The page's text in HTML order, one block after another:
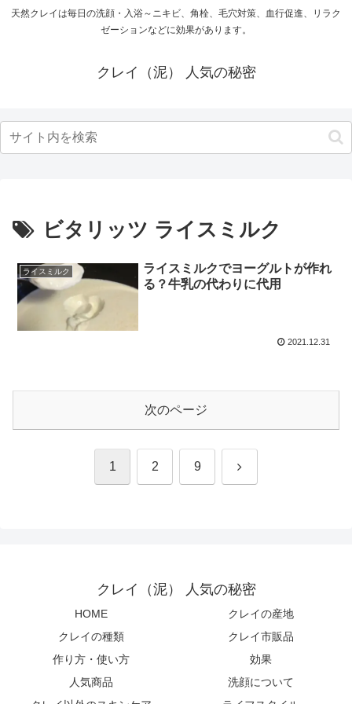
天然クレイは毎日の洗顔・入浴～ニキビ、角栓、毛穴対策、血行促進、リラク
ゼーションなどに効果があります。
クレイ（泥） 人気の秘密
ビタリッツ ライスミルク
ライスミルク
ライスミルクでヨーグルトが作れ
る？牛乳の代わりに代用
2021.12.31
次のページ
1 2 9 次
クレイ（泥） 人気の秘密
HOME
クレイの産地
クレイの種類
クレイ市販品
作り方・使い方
効果
人気商品
洗顔について